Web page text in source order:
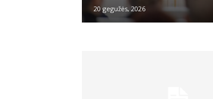
20 gegužės, 2026